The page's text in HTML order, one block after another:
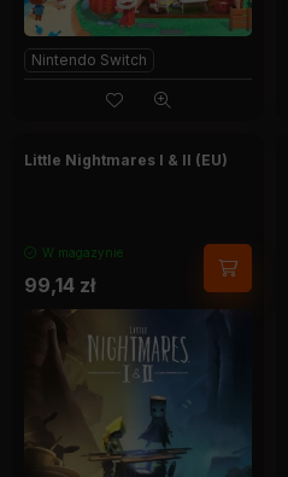
Nintendo Switch
Little Nightmares I & II (EU)
W magazynie
99,14 zł